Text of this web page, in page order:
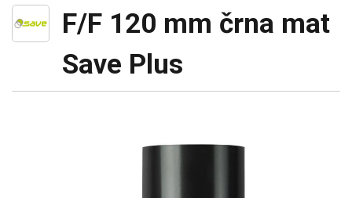
F/F 120 mm črna mat
Save Plus